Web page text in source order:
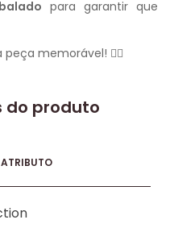
para garantir que
memorável! 🏴‍☠️
do produto